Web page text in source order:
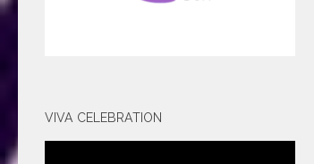
VIVA CELEBRATION